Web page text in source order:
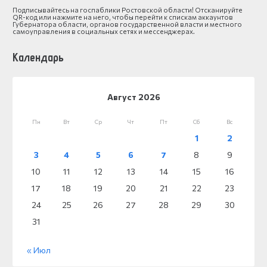
Подписывайтесь на госпаблики Ростовской области! Отсканируйте
QR-код или нажмите на него, чтобы перейти к спискам аккаунтов
Губернатора области, органов государственной власти и местного
самоуправления в социальных сетях и мессенджерах.
Календарь
Август 2026
Пн Вт Ср Чт Пт Сб Вс
1
2
3
4 5 6 7 8
9
10
11 12 13 14 15
16
17
18 19 20 21 22
23
24
25 26 27 28 29
30
31
« Июл